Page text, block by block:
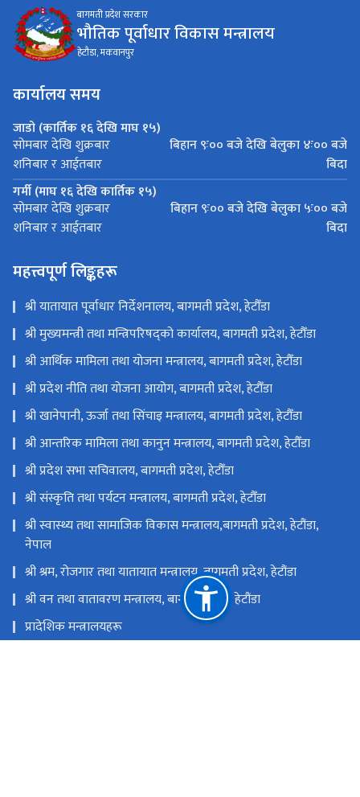
बागमती प्रदेश सरकार
भौतिक पूर्वाधार विकास मन्त्रालय
हेटौडा, मकवानपुर
कार्यालय समय
जाडो (कार्तिक १६ देखि माघ १५)
सोमबार देखि शुक्रबार
बिहान ९ः०० बजे देखि बेलुका ४ः०० बजे
शनिबार र आईतबार
बिदा
गर्मी (माघ १६ देखि कार्तिक १५)
सोमबार देखि शुक्रबार
बिहान ९ः०० बजे देखि बेलुका ५ः०० बजे
शनिबार र आईतबार
बिदा
महत्त्वपूर्ण लिङ्कहरू
श्री यातायात पूर्वाधार निर्देशनालय, बागमती प्रदेश, हेटौँडा
श्री मुख्यमन्त्री तथा मन्त्रिपरिषद्को कार्यालय, बागमती प्रदेश, हेटौँडा
श्री आर्थिक मामिला तथा योजना मन्त्रालय, बागमती प्रदेश, हेटौँडा
श्री प्रदेश नीति तथा योजना आयोग, बागमती प्रदेश, हेटौँडा
श्री खानेपानी, ऊर्जा तथा सिंचाइ मन्त्रालय, बागमती प्रदेश, हेटौँडा
श्री आन्तरिक मामिला तथा कानुन मन्त्रालय, बागमती प्रदेश, हेटौँडा
श्री प्रदेश सभा सचिवालय, बागमती प्रदेश, हेटौँडा
श्री संस्कृति तथा पर्यटन मन्त्रालय, बागमती प्रदेश, हेटौँडा
श्री स्वास्थ्य तथा सामाजिक विकास मन्त्रालय,बागमती प्रदेश, हेटौंडा,
नेपाल
श्री श्रम, रोजगार तथा यातायात मन्त्रालय, बागमती प्रदेश, हेटौंडा
श्री वन तथा वातावरण मन्त्रालय, बागमती प्रदेश, हेटौंडा
प्रादेशिक मन्त्रालयहरू